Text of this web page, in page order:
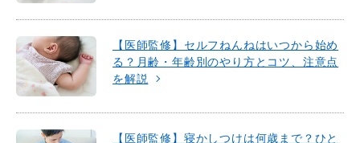
【医師監修】セルフねんねはいつから始め
る？月齢・年齢別のやり方とコツ、注意点
を解説
【医師監修】寝かしつけは何歳まで？ひと